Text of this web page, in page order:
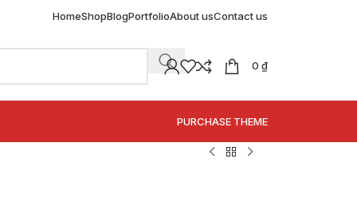
HomeShopBlogPortfolioAbout usContact us
0 ₫
PURCHASE THEME